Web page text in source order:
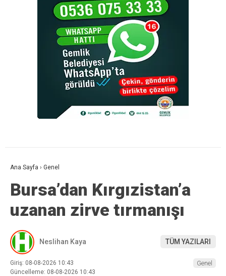
Ana Sayfa › Genel
Bursa’dan Kırgızistan’a
uzanan zirve tırmanışı
Neslihan Kaya TÜM YAZILARI
Giriş: 08-08-2026 10:43
Güncelleme: 08-08-2026 10:43
Genel